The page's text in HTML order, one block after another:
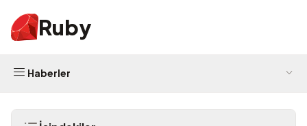
Ruby
Haberler